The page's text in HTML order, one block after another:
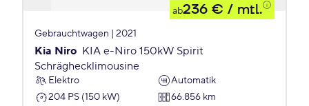
ab236 € / mtl.
Gebrauchtwagen | 2021
Kia Niro KIA e-Niro 150kW Spirit
Schräghecklimousine
Elektro
Automatik
204 PS (150 kW)
66.856 km